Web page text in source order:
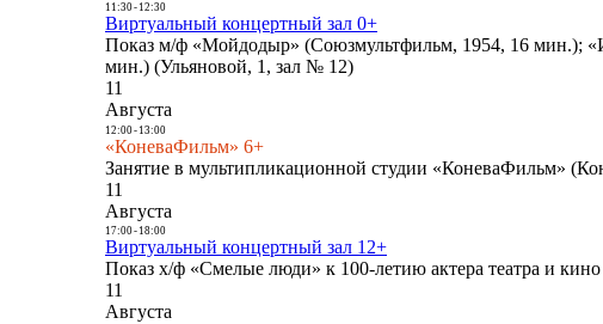
11:30- 12:30
Виртуальный концертный зал 0+
Показ м/ф «Мойдодыр» (Союзмультфильм, 1954, 16 мин.);
мин.) (Ульяновой, 1, зал № 12)
11
Августа
12:00- 13:00
«КоневаФильм» 6+
Занятие в мультипликационной студии «КоневаФильм»
11
Августа
17:00- 18:00
Виртуальный концертный зал 12+
Показ х/ф «Смелые люди» к 100-летию актера театра и
11
Августа